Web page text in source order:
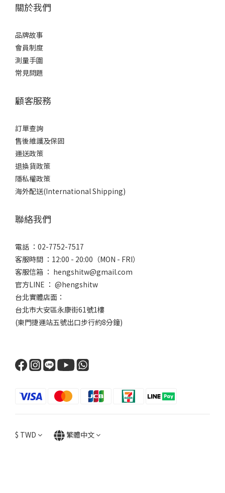
關於我們
品牌故事
會員制度
測量手圍
常見問題
顧客服務
訂單查詢
售後維護及保固
運送政策
退換貨政策
隱私權政策
海外配送(International Shipping)
聯絡我們
電話 ：02-7752-7517
客服時間 ：12:00 - 20:00（MON - FRI）
客服信箱 ： hengshitw@gmail.com
官方LINE ： @hengshitw
台北實體店面：
台北市大安區永康街61號1樓
(東門捷運站五號出口步行約8分鐘)
$ TWD 繁體中文